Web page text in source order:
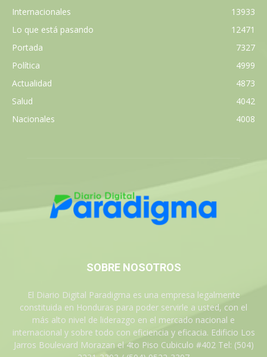
Internacionales
13933
Lo que está pasando
12471
Portada
7327
Política
4999
Actualidad
4873
Salud
4042
Nacionales
4008
SOBRE NOSOTROS
El Diario Digital Paradigma es una empresa legalmente
constituida en Honduras para poder servirle a usted, con el
más alto nivel de liderazgo en el mercado nacional e
internacional y sobre todo con eficiencia y eficacia. Edificio Los
Jarros Boulevard Morazan el 4to Piso Cubiculo #402 Tel: (504)